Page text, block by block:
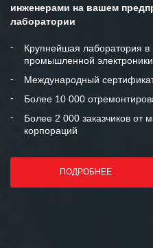
Мы
и
лет
инженерами на вашем
лаборатории
Крупнейшая лаборатория в
промышленной
Международный
Более 10 000
Более 2 000 заказчиков от
корпораций
ПОДРОБНЕЕ